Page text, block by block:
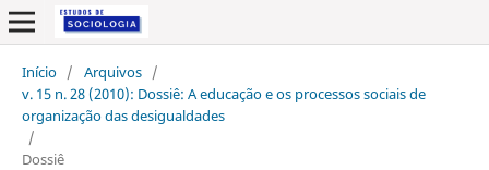
Início / Arquivos /
v. 15 n. 28 (2010): Dossiê: A educação e os processos sociais de
organização das desigualdades
/
Dossiê